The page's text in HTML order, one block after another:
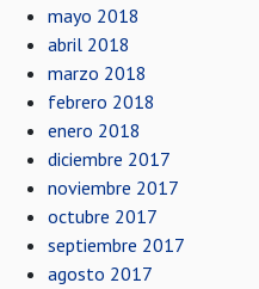
mayo 2018
abril 2018
marzo 2018
febrero 2018
enero 2018
diciembre 2017
noviembre 2017
octubre 2017
septiembre 2017
agosto 2017